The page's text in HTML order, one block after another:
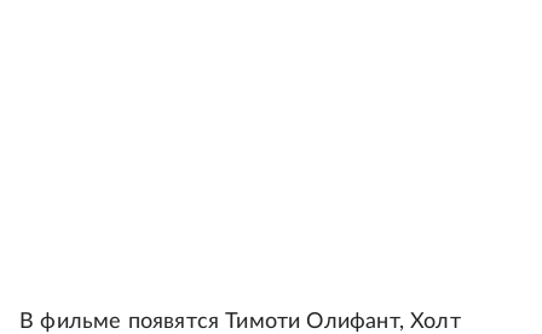
В фильме появятся Тимоти Олифант, Холт